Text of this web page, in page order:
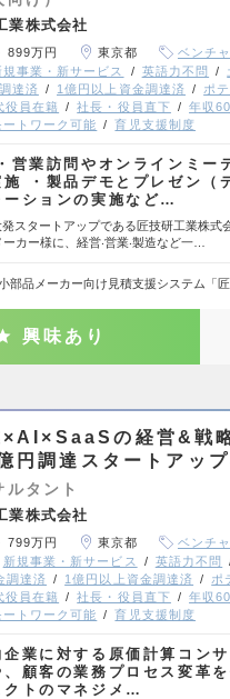
業株式会社
899万円 東京都 ベンチ
規事業・新サービス 英語力不問
達済
1億円以上資金調達済
ポ
役員在籍 社長・役員直下 年収
ートワーク可能 育児支援制度
営業訪問やオンラインミー
施 ・製品デモとプレゼン（
ーションの実施など…
スタートアップである匠技研⼯業株式
カー様に、経営‧営業‧製造など⼀…
部品メーカー向け見積支援システム「
興味あり
×AI×SaaSの経営&戦
円調達スタートアッ
ルタント
業株式会社
799万円 東京都 ベンチ
新規事業・新サービス 英語力不問
調達済
1億円以上資金調達済
ポ
役員在籍 社長・役員直下 年収
ートワーク可能 育児支援制度
企業に対する原価計算コン
、顧客の業務プロセス変革を
クトのマネジメ…